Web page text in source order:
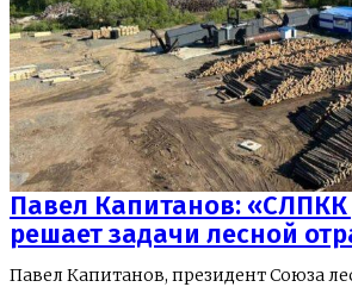
Павел Капитанов: «СЛПКК
решает задачи лесной
Павел Капитанов, президент Союза